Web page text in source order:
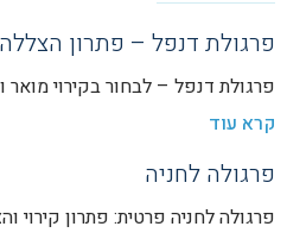
פרגולת דנפל – פתרון
פרגולת דנפל – לבחור בקירוי מואר
קרא עוד
פרגולה לחניה
פרגולה לחניה פרטית: פתרון